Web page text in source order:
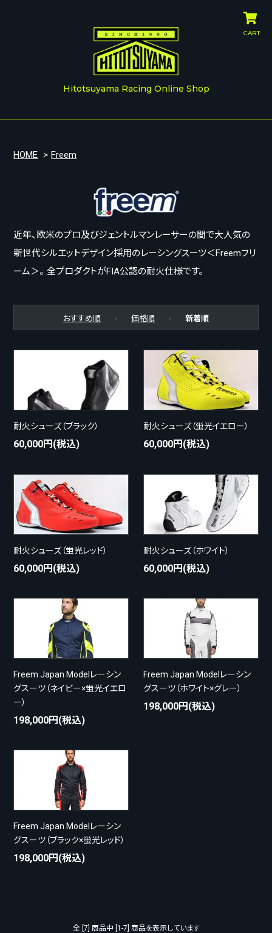
Hitotsuyama Racing Online Shop
CART
HOME > Freem
近年、欧米のプロ及びジェントルマンレーサーの間で大人気の
新世代シルエットデザイン採用のレーシングスーツ＜Freemフリ
ーム＞。 全プロダクトがFIA公認の耐火仕様です。
おすすめ順 - 価格順 - 新着順
耐火シューズ（ブラック）
60,000円(税込)
耐火シューズ（蛍光イエロー）
60,000円(税込)
耐火シューズ（蛍光レッド）
60,000円(税込)
耐火シューズ（ホワイト）
60,000円(税込)
Freem Japan Modelレーシン
グスーツ（ネイビー×蛍光イエロ
ー）
198,000円(税込)
Freem Japan Modelレーシン
グスーツ（ホワイト×グレー）
198,000円(税込)
Freem Japan Modelレーシン
グスーツ（ブラック×蛍光レッド）
198,000円(税込)
全 [7] 商品中 [1-7] 商品を表示しています